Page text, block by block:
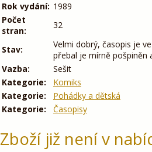
Rok vydání: 1989
Počet
stran:
32
Stav:
Velmi dobrý, časopis je
přebal je mírně pošpiněn
Vazba:
Sešit
Kategorie:
Komiks
Kategorie:
Pohádky a dětská
Kategorie:
Časopisy
Zboží již není v